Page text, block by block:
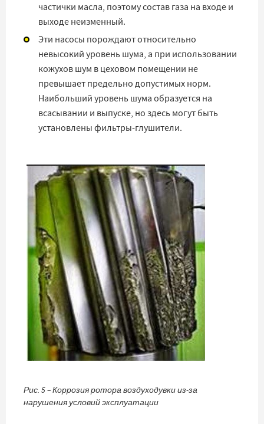
частички масла, поэтому состав газа на входе и
выходе неизменный.
Эти насосы порождают относительно
невысокий уровень шума, а при использовании
кожухов шум в цеховом помещении не
превышает предельно допустимых норм.
Наибольший уровень шума образуется на
всасывании и выпуске, но здесь могут быть
установлены фильтры-глушители.
Рис. 5 – Коррозия ротора воздуходувки из-за
нарушения условий эксплуатации